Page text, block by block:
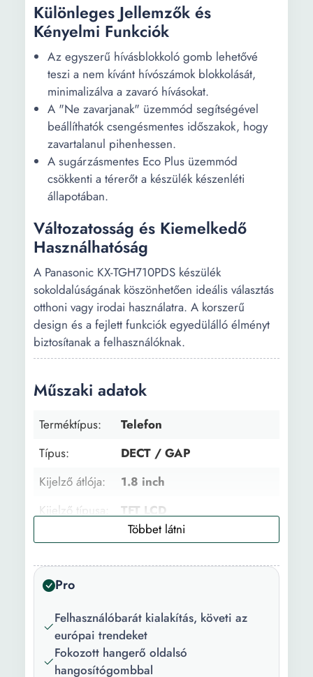
Különleges Jellemzők és
Kényelmi Funkciók
Az egyszerű hívásblokkoló gomb lehetővé
teszi a nem kívánt hívószámok blokkolását,
minimalizálva a zavaró hívásokat.
A "Ne zavarjanak" üzemmód segítségével
beállíthatók csengésmentes időszakok, hogy
zavartalanul pihenhessen.
A sugárzásmentes Eco Plus üzemmód
csökkenti a térerőt a készülék készenléti
állapotában.
Változatosság és Kiemelkedő
Használhatóság
A Panasonic KX-TGH710PDS készülék
sokoldalúságának köszönhetően ideális választás
otthoni vagy irodai használatra. A korszerű
design és a fejlett funkciók egyedülálló élményt
biztosítanak a felhasználóknak.
Műszaki adatok
Terméktípus:
Telefon
Típus:
DECT / GAP
Kijelző átlója:
1.8 inch
Kijelző típusa:
TFT LCD
Telefonkönyv::
200 szám
SMS
lehetőség:
Igen
Több adatbázis
támogatása:
Nem
Polifonikus
40 db
Pro
Felhasználóbarát kialakítás, követi az
európai trendeket
Fokozott hangerő oldalsó
hangosítógombbal